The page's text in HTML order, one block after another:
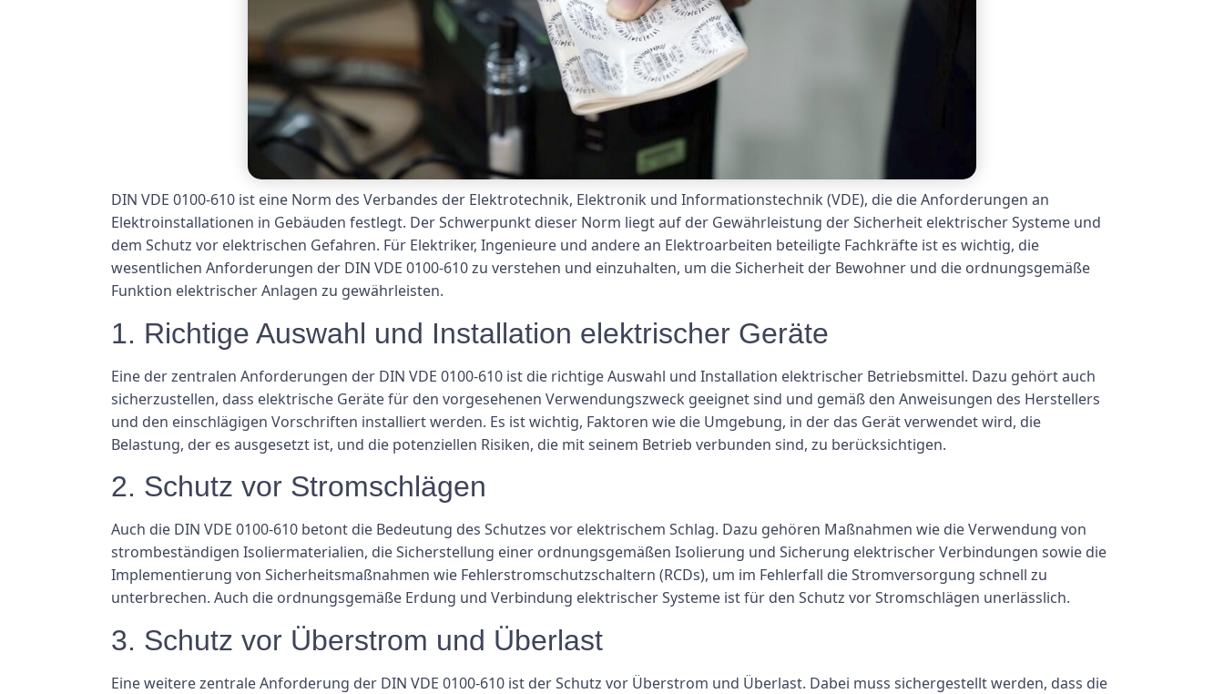
DIN VDE 0100-610 ist eine Norm des Verbandes der Elektrotechnik, Elektronik und Informationstechnik (VDE), die die Anforderungen an
Elektroinstallationen in Gebäuden festlegt. Der Schwerpunkt dieser Norm liegt auf der Gewährleistung der Sicherheit elektrischer Systeme und
dem Schutz vor elektrischen Gefahren. Für Elektriker, Ingenieure und andere an Elektroarbeiten beteiligte Fachkräfte ist es wichtig, die
wesentlichen Anforderungen der DIN VDE 0100-610 zu verstehen und einzuhalten, um die Sicherheit der Bewohner und die ordnungsgemäße
Funktion elektrischer Anlagen zu gewährleisten.
1. Richtige Auswahl und Installation elektrischer Geräte
Eine der zentralen Anforderungen der DIN VDE 0100-610 ist die richtige Auswahl und Installation elektrischer Betriebsmittel. Dazu gehört auch
sicherzustellen, dass elektrische Geräte für den vorgesehenen Verwendungszweck geeignet sind und gemäß den Anweisungen des Herstellers
und den einschlägigen Vorschriften installiert werden. Es ist wichtig, Faktoren wie die Umgebung, in der das Gerät verwendet wird, die
Belastung, der es ausgesetzt ist, und die potenziellen Risiken, die mit seinem Betrieb verbunden sind, zu berücksichtigen.
2. Schutz vor Stromschlägen
Auch die DIN VDE 0100-610 betont die Bedeutung des Schutzes vor elektrischem Schlag. Dazu gehören Maßnahmen wie die Verwendung von
strombeständigen Isoliermaterialien, die Sicherstellung einer ordnungsgemäßen Isolierung und Sicherung elektrischer Verbindungen sowie die
Implementierung von Sicherheitsmaßnahmen wie Fehlerstromschutzschaltern (RCDs), um im Fehlerfall die Stromversorgung schnell zu
unterbrechen. Auch die ordnungsgemäße Erdung und Verbindung elektrischer Systeme ist für den Schutz vor Stromschlägen unerlässlich.
3. Schutz vor Überstrom und Überlast
Eine weitere zentrale Anforderung der DIN VDE 0100-610 ist der Schutz vor Überstrom und Überlast. Dabei muss sichergestellt werden, dass die